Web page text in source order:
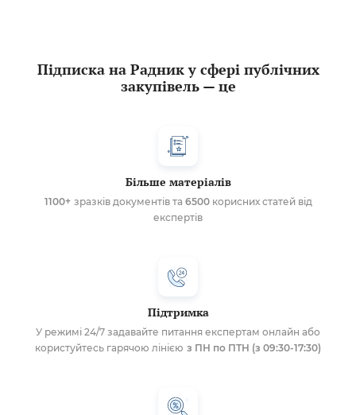
Підписка на Радник у сфері публічних
закупівель — це
Більше матеріалів
1100+ зразків документів та 6500корисних статей від
експертів
Підтримка
У режимі 24/7 задавайте питання експертам онлайн або
користуйтесь гарячою лінією з ПН по ПТН (з 09:30-17:30)